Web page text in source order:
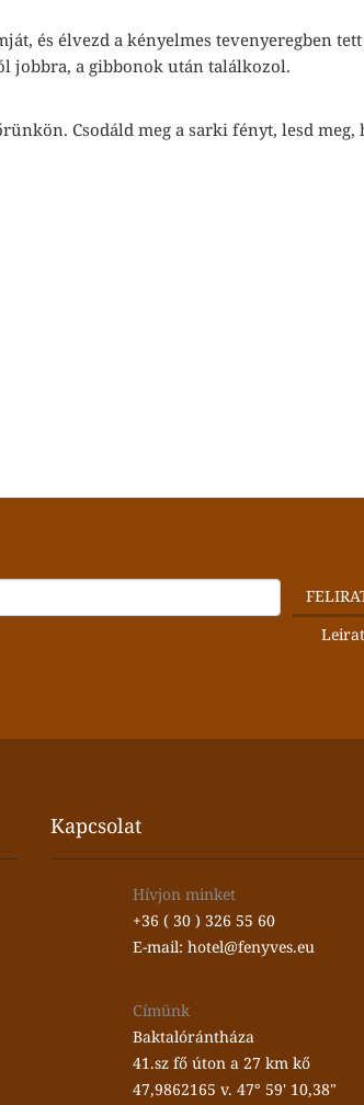
és élvezd a kényelmes tevenyeregben
jobbra, a gibbonok után találkozol.
Csodáld meg a sarki fényt, lesd meg,
Kapcsolat
Hívjon minket
+36 ( 30 ) 326 55 60
E-mail: hotel@fenyves.eu
Címünk
Baktalórántháza
41.sz fő úton a 27 km kő
47,9862165 v. 47° 59' 10,38"